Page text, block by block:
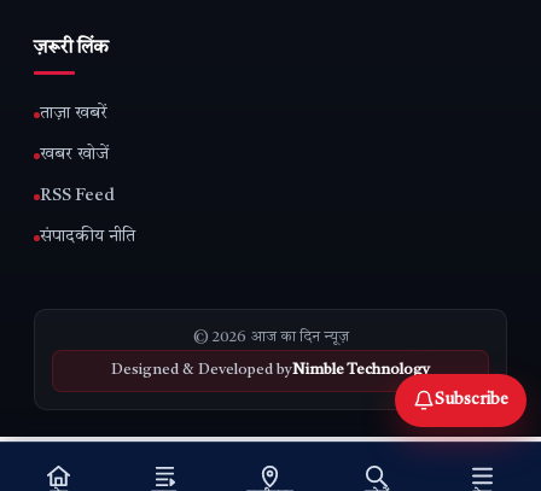
ज़रूरी लिंक
ताज़ा खबरें
खबर खोजें
RSS Feed
संपादकीय नीति
© 2026 आज का दिन न्यूज़
Designed & Developed byNimble Technology
Subscribe